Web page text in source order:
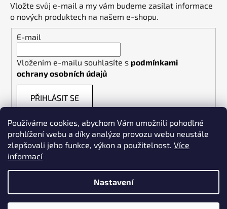
Používáme cookies, abychom Vám umožnili pohodlné
prohlížení webu a díky analýze provozu webu neustále
zlepšovali jeho funkce, výkon a použitelnost. Více
informací
Nastavení
Vložte svůj e-mail a my vám budeme zasílat informace
o nových produktech na našem e-shopu.
E-mail
Vložením e-mailu souhlasíte s podmínkami
ochrany osobních údajů
PŘIHLÁSIT SE